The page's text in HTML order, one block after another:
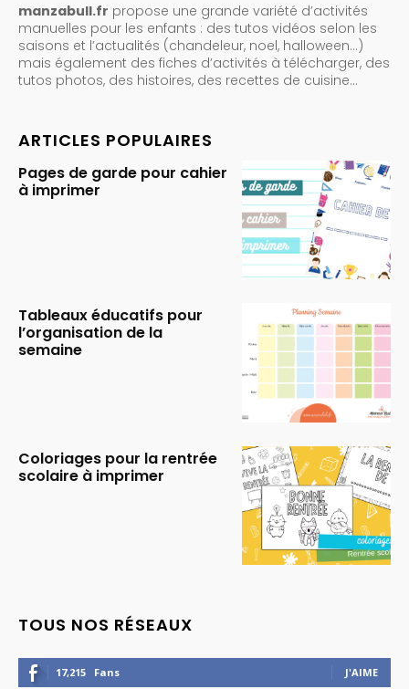
manzabull.fr propose une grande variété d’activités
manuelles pour les enfants : des tutos vidéos selon les
saisons et l’actualités (chandeleur, noel, halloween…)
mais également des fiches d’activités à télécharger, des
tutos photos, des histoires, des recettes de cuisine…
ARTICLES POPULAIRES
Pages de garde pour cahier
à imprimer
Tableaux éducatifs pour
l’organisation de la
semaine
Coloriages pour la rentrée
scolaire à imprimer
TOUS NOS RÉSEAUX
17,215 Fans J'AIME